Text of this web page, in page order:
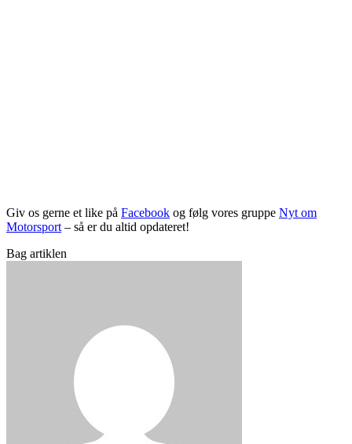
Giv os gerne et like på Facebook og følg vores gruppe Nyt om
Motorsport– så er du altid opdateret!
Bag artiklen